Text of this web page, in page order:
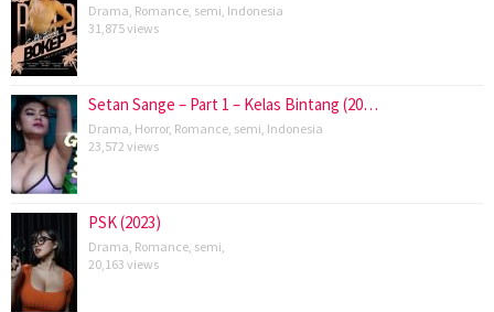
Drama Romance semi Indonesia
31,875 views
Setan Sange – Part 1 – Kelas Bintang (20…
Drama Horror, Romance semi Indonesia
23,572 views
PSK (2023)
Drama Romance semi
20,163 views